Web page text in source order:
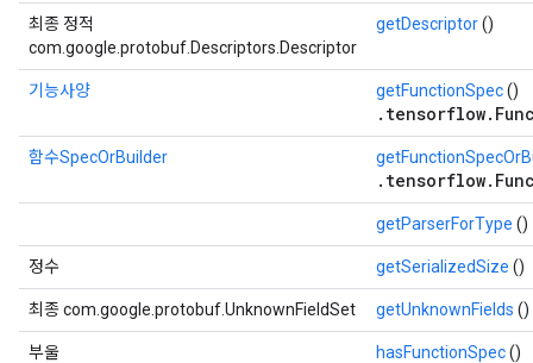
최종 정적
com.google.protobuf.Descriptors.Descriptor
getDescriptor()
기능사양 getFunctionSpec()
함수SpecOrBuilder
getParserForType ()
정수 getSerializedSize ()
최종 com.google.protobuf.UnknownFieldSet getUnknownFields ()
부울 hasFunctionSpec()